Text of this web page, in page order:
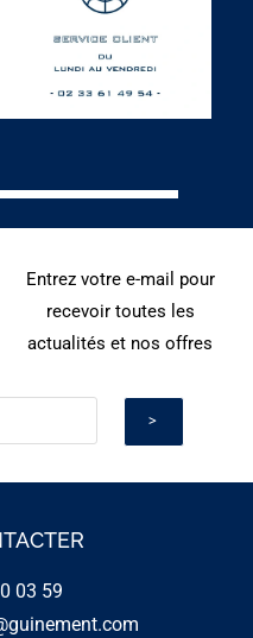
Entrez votre e-mail pour
recevoir toutes les
actualités et nos offres
03 59